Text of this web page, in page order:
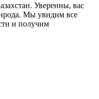
Уверенны, вас
Мы увидим все
и получим